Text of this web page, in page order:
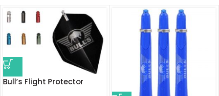
Bull’s Flight Protector